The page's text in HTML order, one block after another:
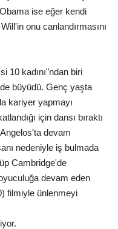
ise eğer kendi
onu canlandırmasını
10 kadını"ndan biri
büyüdü. Genç yaşta
kariyer yapmayı
için dansı bıraktı
devam
nedeniyle iş bulmada
Cambridge'de
devam eden
filmiyle ünlenmeyi